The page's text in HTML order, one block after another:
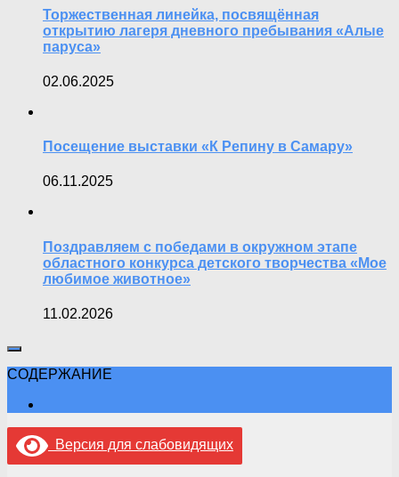
Торжественная линейка, посвящённая
открытию лагеря дневного пребывания «Алые
паруса»
02.06.2025
Посещение выставки «К Репину в Самару»
06.11.2025
Поздравляем с победами в окружном этапе
областного конкурса детского творчества «Мое
любимое животное»
11.02.2026
СОДЕРЖАНИЕ
Версия для слабовидящих